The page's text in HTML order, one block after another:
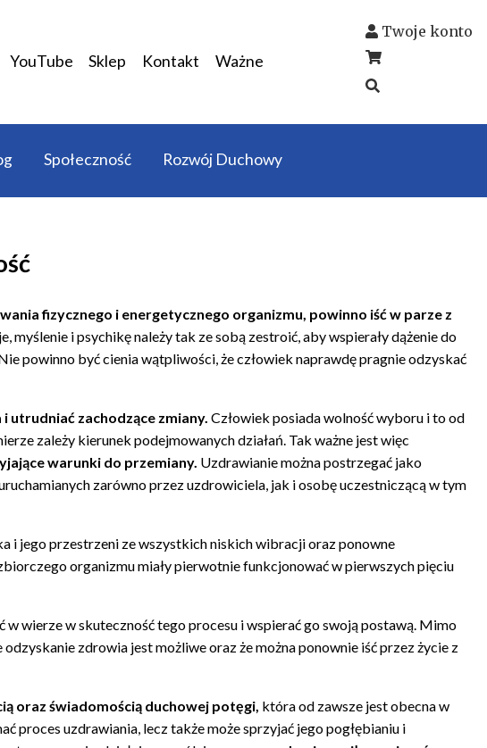
YouTube Sklep Kontakt Ważne
Twoje konto
Społeczność Rozwój Duchowy
fizycznego i energetycznego organizmu, powinno iść w parze z
myślenie i psychikę należy tak ze sobą zestroić, aby wspierały dążenie do
powinno być cienia wątpliwości, że człowiek naprawdę pragnie odzyskać
utrudniać zachodzące zmiany. Człowiek posiada wolność wyboru i to od
zależy kierunek podejmowanych działań. Tak ważne jest więc
warunki do przemiany. Uzdrawianie można postrzegać jako
zarówno przez uzdrowiciela, jak i osobę uczestniczącą w tym
i jego przestrzeni ze wszystkich niskich wibracji oraz ponowne
organizmu miały pierwotnie funkcjonować w pierwszych pięciu
wierze w skuteczność tego procesu i wspierać go swoją postawą. Mimo
zdrowia jest możliwe oraz że można ponownie iść przez życie z
oraz świadomością duchowej potęgi, która od zawsze jest obecna w
proces uzdrawiania, lecz także może sprzyjać jego pogłębianiu i